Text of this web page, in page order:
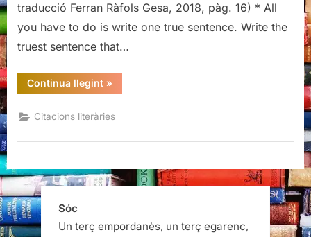
Ernest
Hemingway
traducció Ferran Ràfols Gesa, 2018, pàg. 16) * All
you have to do is write one true sentence. Write the
truest sentence that…
Continua llegint“Citacions
de
era
una
Ernest
»
Citacions literàries
Sóc
Un terç empordanès, un terç egarenc,